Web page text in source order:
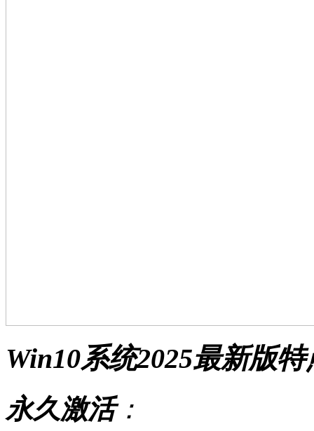
Win10系统2025最新版特
永久激活：